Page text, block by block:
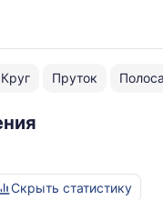
Круг Пруток
Скрыть статистику